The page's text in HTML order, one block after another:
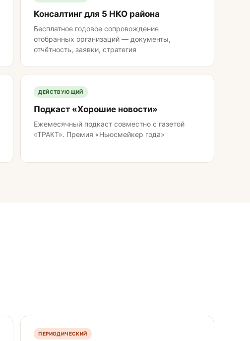
Консалтинг для 5 НКО района
Бесплатное годовое сопровождение
отобранных организаций — документы,
отчётность, заявки, стратегия
ДЕЙСТВУЮЩИЙ
Подкаст «Хорошие новости»
Ежемесячный подкаст совместно с газетой
«ТРАКТ». Премия «Ньюсмейкер года»
ПЕРИОДИЧЕСКИЙ